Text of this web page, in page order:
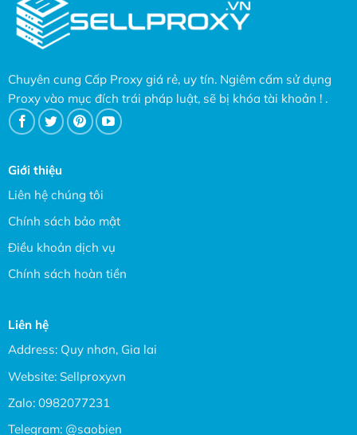
Chuyên cung Cấp Proxy giá rẻ, uy tín. Ngiêm cấm sử dụng
Proxy vào mục đích trái pháp luật, sẽ bị khóa tài khoản ! .
Giới thiệu
Liên hệ chúng tôi
Chính sách bảo mật
Điều khoản dịch vụ
Chính sách hoàn tiền
Liên hệ
Address: Quy nhơn, Gia lai
Website: Sellproxy.vn
Zalo: 0982077231
Telegram: @saobien